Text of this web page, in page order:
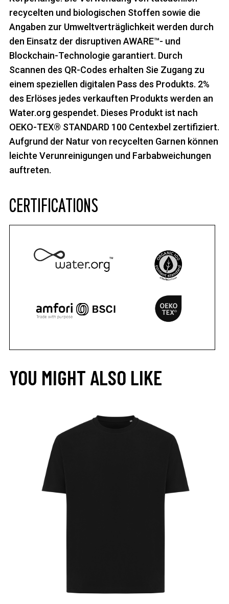
recycelten und biologischen Stoffen sowie die
Angaben zur Umweltverträglichkeit werden durch
den Einsatz der disruptiven AWARE™- und
Blockchain-Technologie garantiert. Durch
Scannen des QR-Codes erhalten Sie Zugang zu
einem speziellen digitalen Pass des Produkts. 2%
des Erlöses jedes verkauften Produkts werden an
Water.org gespendet. Dieses Produkt ist nach
OEKO-TEX® STANDARD 100 Centexbel zertifiziert.
Aufgrund der Natur von recycelten Garnen können
leichte Verunreinigungen und Farbabweichungen
auftreten.
CERTIFICATIONS
YOU MIGHT ALSO LIKE